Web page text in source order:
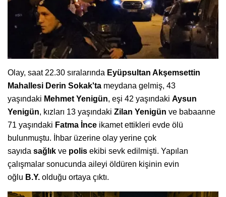
Olay, saat 22.30 sıralarında Eyüpsultan Akşemsettin
Mahallesi Derin Sokak'ta meydana gelmiş, 43
yaşındaki Mehmet Yenigün, eşi 42 yaşındaki Aysun
Yenigün, kızları 13 yaşındaki Zilan Yenigün ve babaanne
71 yaşındaki Fatma İnce ikamet ettikleri evde ölü
bulunmuştu. İhbar üzerine olay yerine çok
sayıda sağlık ve polis ekibi sevk edilmişti. Yapılan
çalışmalar sonucunda aileyi öldüren kişinin evin
oğlu B.Y. olduğu ortaya çıktı.